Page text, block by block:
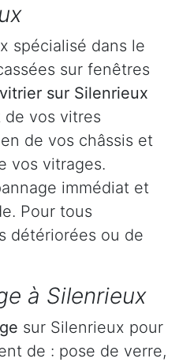
spécialisé dans le
sur fenêtres
vitrier sur Silenrieux
de vos vitres
de vos châssis et
vos vitrages.
immédiat et
Pour tous
détériorées ou de
à Silenrieux
sur Silenrieux pour
de : pose de verre,